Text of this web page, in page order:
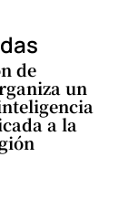
de
un
a la